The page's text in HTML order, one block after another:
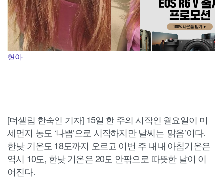
현아
[더셀럽 한숙인 기자] 15일 한 주의 시작인 월요일이 미
세먼지 농도 ‘나쁨’으로 시작하지만 날씨는 ‘맑음’이다.
한낮 기온도 18도까지 오르고 이번 주 내내 아침기온은
역시 10도, 한낮 기온은 20도 안팎으로 따뜻한 날이 이
어진다.